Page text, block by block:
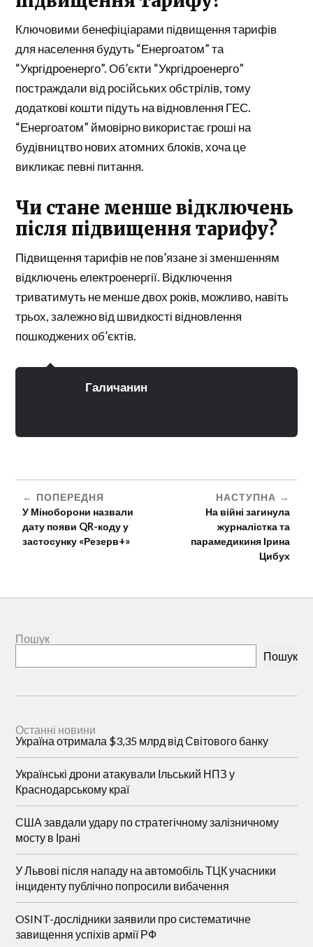
Ключовими бенефіціарами підвищення тарифів
для населення будуть “Енергоатом” та
“Укргідроенерго”. Об’єкти “Укргідроенерго”
постраждали від російських обстрілів, тому
додаткові кошти підуть на відновлення ГЕС.
“Енергоатом” ймовірно використає гроші на
будівництво нових атомних блоків, хоча це
викликає певні питання.
Чи стане менше відключень
після підвищення тарифу?
Підвищення тарифів не пов’язане зі зменшенням
відключень електроенергії. Відключення
триватимуть не менше двох років, можливо, навіть
трьох, залежно від швидкості відновлення
пошкоджених об’єктів.
Галичанин
ПОПЕРЕДНЯ
У Міноборони назвали
дату появи QR-коду у
застосунку «Резерв+»
НАСТУПНА
На війні загинула
журналістка та
парамедикиня Ірина
Цибух
Пошук
Пошук
Останні новини
Україна отримала $3,35 млрд від Світового банку
Українські дрони атакували Ільський НПЗ у
Краснодарському краї
США завдали удару по стратегічному залізничному
мосту в Ірані
У Львові після нападу на автомобіль ТЦК учасники
інциденту публічно попросили вибачення
OSINT-дослідники заявили про систематичне
завищення успіхів армії РФ